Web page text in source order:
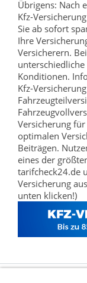
Übrigens: Nach
Kfz-
Sie ab sofort
Ihre
Versicherern.
Konditionen.
Kfz-
Versicherung
optimalen
Beiträgen.
eines der
tarifcheck24.de
Versicherung
unten klicken!)